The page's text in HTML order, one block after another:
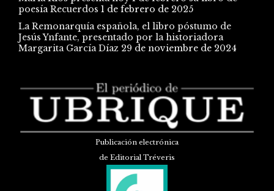
poesía Recuerdos 1 de febrero de 2025
La Remonarquía española, el libro póstumo de
Jesús Ynfante, presentado por la historiadora
Margarita García Díaz 29 de noviembre de 2024
Publicación electrónica
de Editorial Tréveris